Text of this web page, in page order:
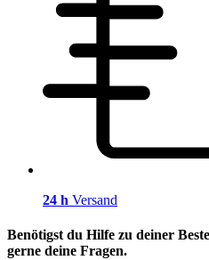
24 h Versand
Benötigst du Hilfe zu deiner
gerne deine Fragen.